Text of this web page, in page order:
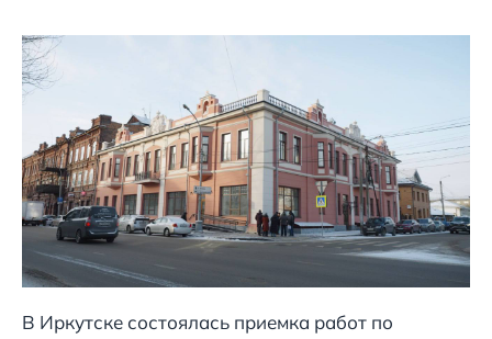
В Иркутске состоялась приемка работ по